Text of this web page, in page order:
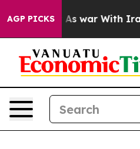
AGP PICKSAs war With Iran